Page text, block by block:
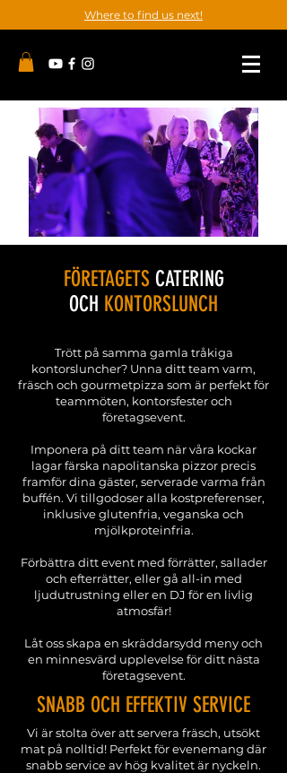
Where to find us next!
FÖRETAGETS CATERING
OCH KONTORSLUNCH
Trött på samma gamla tråkiga
kontorsluncher? Unna ditt team varm,
fräsch och gourmetpizza som är perfekt för
teammöten, kontorsfester och
företagsevent.
Imponera på ditt team när våra kockar
lagar färska napolitanska pizzor precis
framför dina gäster, serverade varma från
buffén. Vi tillgodoser alla kostpreferenser,
inklusive glutenfria, veganska och
mjölkproteinfria.
Förbättra ditt event med förrätter, sallader
och efterrätter, eller gå all-in med
ljudutrustning eller en DJ för en livlig
atmosfär!
Låt oss skapa en skräddarsydd meny och
en minnesvärd upplevelse för ditt nästa
företagsevent.
SNABB OCH EFFEKTIV SERVICE
Vi är stolta över att servera fräsch, utsökt
mat på nolltid! Perfekt för evenemang där
snabb service av hög kvalitet är nyckeln.